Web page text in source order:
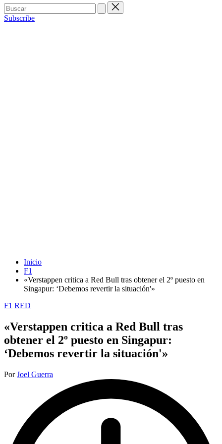
Buscar:
Subscribe
Inicio
F1
«Verstappen critica a Red Bull tras obtener el 2º puesto en
Singapur: ‘Debemos revertir la situación'»
Publicada
F1 RED
«Verstappen critica a Red Bull tras
obtener el 2º puesto en Singapur:
‘Debemos revertir la situación'»
Publicado
PorJoel Guerra